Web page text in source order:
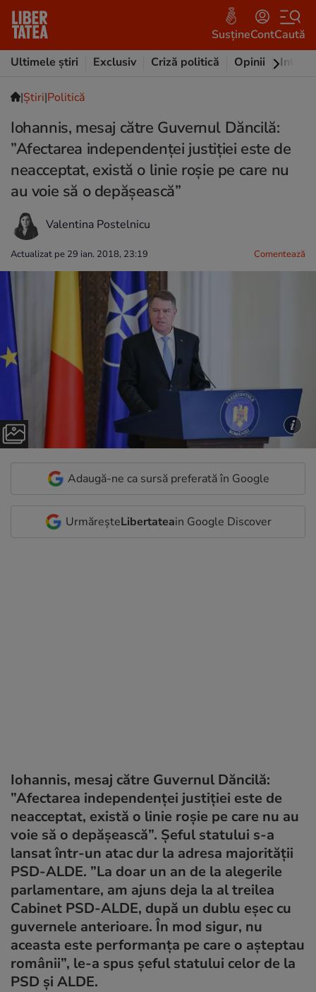
SusțineContCaută
Ultimele știri
Exclusiv Criză politică Opinii
|Ştiri|Politică
Iohannis, mesaj către Guvernul Dăncilă:
”Afectarea independenței justiției este de
neacceptat, există o linie roșie pe care nu
au voie să o depășească”
Valentina Postelnicu
Actualizat pe 29 ian. 2018, 23:19 Comentează
Adaugă-ne ca sursă preferată în Google
UrmăreșteLibertateain Google Discover
Iohannis, mesaj către Guvernul Dăncilă:
”Afectarea independenței justiției este de
neacceptat, există o linie roșie pe care nu au
voie să o depășească”. Șeful statului s-a
lansat într-un atac dur la adresa majorității
PSD-ALDE. ”La doar un an de la alegerile
parlamentare, am ajuns deja la al treilea
Cabinet PSD-ALDE, după un dublu eșec cu
guvernele anterioare. În mod sigur, nu
aceasta este performanța pe care o așteptau
românii”, le-a spus șeful statului celor de la
PSD și ALDE.